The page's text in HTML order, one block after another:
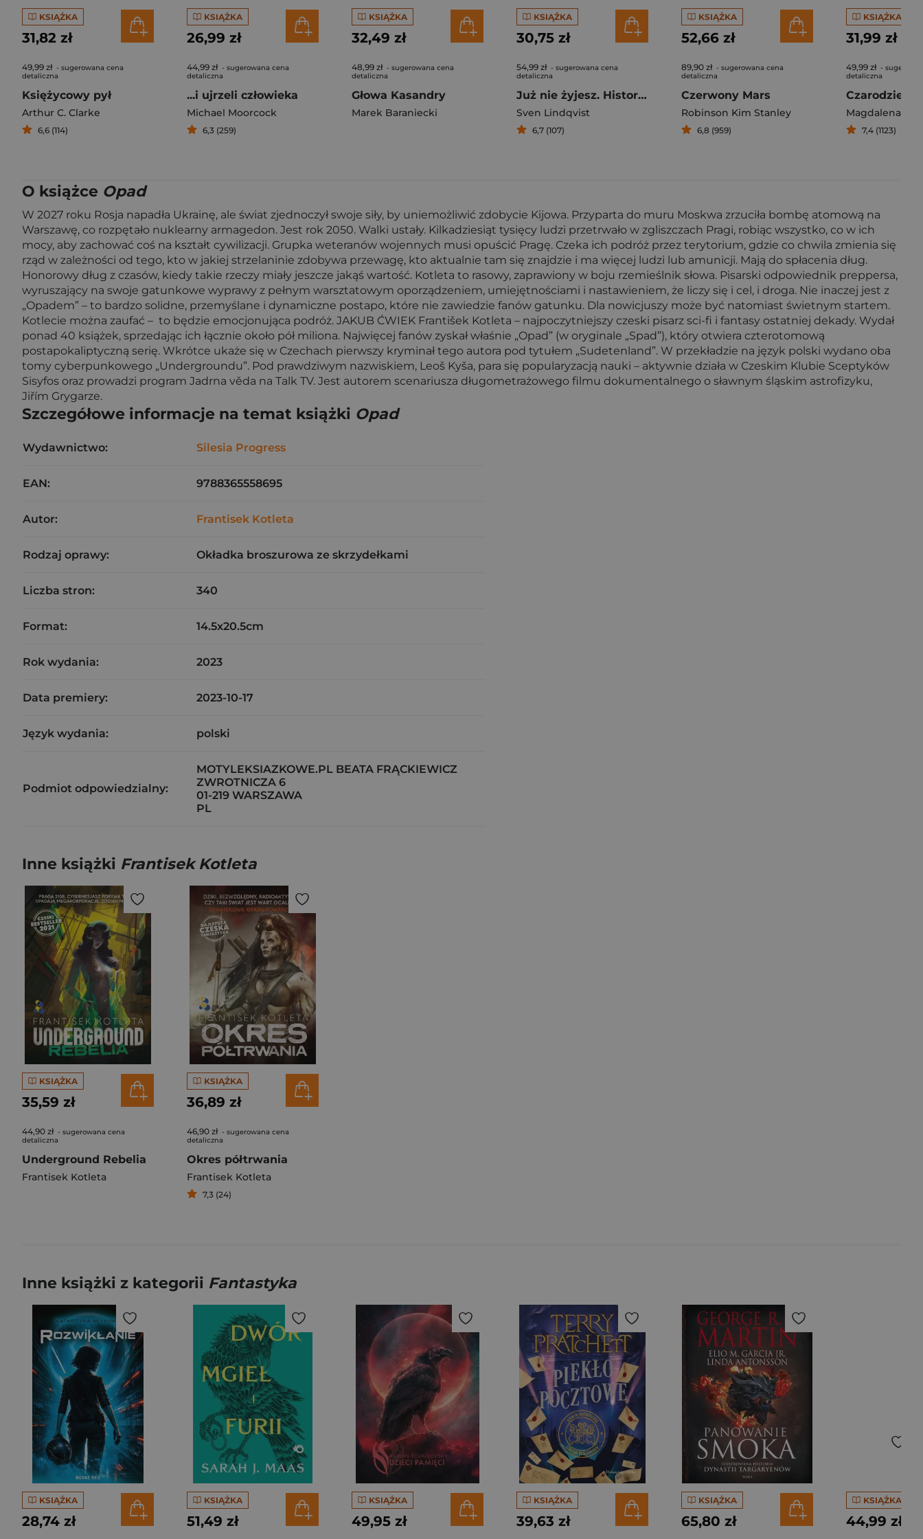
KSIĄŻKA
31,82 zł
49,99 zł - sugerowana cena
detaliczna
Księżycowy pył
Arthur C. Clarke
6,6 (114)
KSIĄŻKA
26,99 zł
44,99 zł - sugerowana cena
detaliczna
...i ujrzeli człowieka
Michael Moorcock
6,3 (259)
KSIĄŻKA
32,49 zł
48,99 zł - sugerowana cena
detaliczna
Głowa Kasandry
Marek Baraniecki
KSIĄŻKA
30,75 zł
54,99 zł - sugerowana cena
detaliczna
Już nie żyjesz. Historia bombardowania
Sven Lindqvist
6,7 (107)
KSIĄŻKA
52,66 zł
89,90 zł - sugerowana cena
detaliczna
Czerwony Mars
Robinson Kim Stanley
6,8 (959)
KSIĄŻKA
31,99 zł
49,99 zł -
detaliczna
Magdalena
7,4 (1123)
O książce Opad
W 2027 roku Rosja napadła Ukrainę, ale świat zjednoczył swoje siły, by uniemożliwić zdobycie Kijowa. Przyparta do muru Moskwa zrzuciła bombę atomową na
Warszawę, co rozpętało nuklearny armagedon. Jest rok 2050. Walki ustały. Kilkadziesiąt tysięcy ludzi przetrwało w zgliszczach Pragi, robiąc wszystko, co w ich
mocy, aby zachować coś na kształt cywilizacji. Grupka weteranów wojennych musi opuścić Pragę. Czeka ich podróż przez terytorium, gdzie co chwila zmienia się
rząd w zależności od tego, kto w jakiej strzelaninie zdobywa przewagę, kto aktualnie tam się znajdzie i ma więcej ludzi lub amunicji. Mają do spłacenia dług.
Honorowy dług z czasów, kiedy takie rzeczy miały jeszcze jakąś wartość. Kotleta to rasowy, zaprawiony w boju rzemieślnik słowa. Pisarski odpowiednik preppersa,
wyruszający na swoje gatunkowe wyprawy z pełnym warsztatowym oporządzeniem, umiejętnościami i nastawieniem, że liczy się i cel, i droga. Nie inaczej jest z
„Opadem” – to bardzo solidne, przemyślane i dynamiczne postapo, które nie zawiedzie fanów gatunku. Dla nowicjuszy może być natomiast świetnym startem.
Kotlecie można zaufać – to będzie emocjonująca podróż. JAKUB ĆWIEK František Kotleta – najpoczytniejszy czeski pisarz sci-fi i fantasy ostatniej dekady. Wydał
ponad 40 książek, sprzedając ich łącznie około pół miliona. Najwięcej fanów zyskał właśnie „Opad” (w oryginale „Spad”), który otwiera czterotomową
postapokaliptyczną serię. Wkrótce ukaże się w Czechach pierwszy kryminał tego autora pod tytułem „Sudetenland”. W przekładzie na język polski wydano oba
tomy cyberpunkowego „Undergroundu”. Pod prawdziwym nazwiskiem, Leoš Kyša, para się popularyzacją nauki – aktywnie działa w Czeskim Klubie Sceptyków
Sisyfos oraz prowadzi program Jadrna věda na Talk TV. Jest autorem scenariusza długometrażowego filmu dokumentalnego o sławnym śląskim astrofizyku,
Jiřím Grygarze.
Szczegółowe informacje na temat książki Opad
Wydawnictwo: Silesia Progress
EAN: 9788365558695
Autor: Frantisek Kotleta
Rodzaj oprawy: Okładka broszurowa ze skrzydełkami
Liczba stron: 340
Format: 14.5x20.5cm
Rok wydania: 2023
Data premiery: 2023-10-17
Język wydania: polski
Podmiot odpowiedzialny:
MOTYLEKSIAZKOWE.PL BEATA FRĄCKIEWICZ
ZWROTNICZA 6
01-219 WARSZAWA
PL
Inne książki Frantisek Kotleta
KSIĄŻKA
35,59 zł
44,90 zł - sugerowana cena
detaliczna
Underground Rebelia
Frantisek Kotleta
KSIĄŻKA
36,89 zł
46,90 zł - sugerowana cena
detaliczna
Okres półtrwania
Frantisek Kotleta
7,3 (24)
Inne książki z kategorii Fantastyka
KSIĄŻKA
28,74 zł
KSIĄŻKA
51,49 zł
KSIĄŻKA
49,95 zł
KSIĄŻKA
39,63 zł
KSIĄŻKA
65,80 zł
KSIĄŻKA
44,99 zł